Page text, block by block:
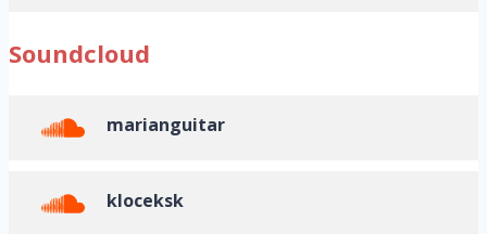
Soundcloud
marianguitar
kloceksk